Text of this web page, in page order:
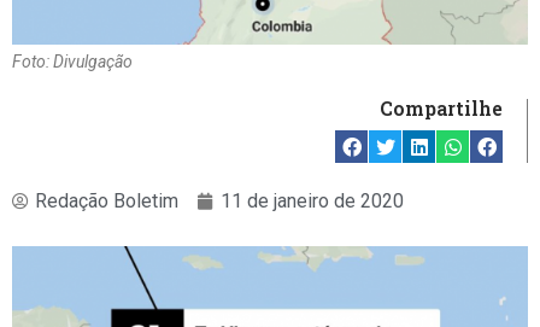
Foto: Divulgação
Compartilhe
Redação Boletim 11 de janeiro de 2020